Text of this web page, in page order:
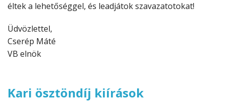
éltek a lehetőséggel, és leadjátok szavazatotokat!
Üdvözlettel,
Cserép Máté
VB elnök
Kari ösztöndíj kiírások